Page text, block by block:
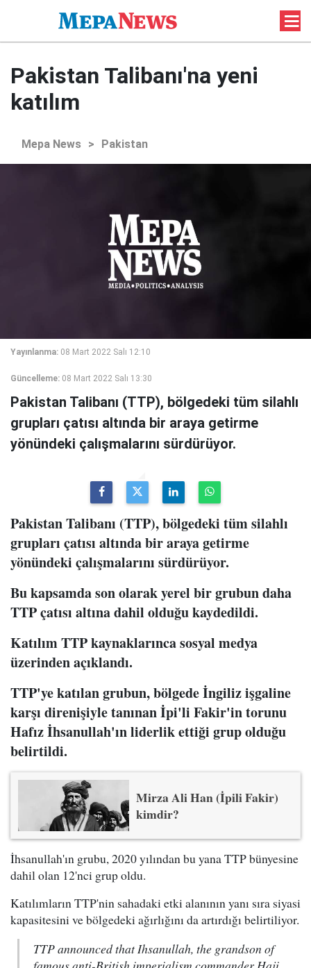
Pakistan Talibanı'na yeni
katılım
Mepa News > Pakistan
Yayınlanma: 08 Mart 2022 Salı 12:10
Güncelleme: 08 Mart 2022 Salı 13:30
Pakistan Talibanı (TTP), bölgedeki tüm silahlı
grupları çatısı altında bir araya getirme
yönündeki çalışmalarını sürdürüyor.
Pakistan Talibanı (TTP), bölgedeki tüm silahlı
grupları çatısı altında bir araya getirme
yönündeki çalışmalarını sürdürüyor.
Bu kapsamda son olarak yerel bir grubun daha
TTP çatısı altına dahil olduğu kaydedildi.
Katılım TTP kaynaklarınca sosyal medya
üzerinden açıklandı.
TTP'ye katılan grubun, bölgede İngiliz işgaline
karşı direnişiyle tanınan İpi'li Fakir'in torunu
Hafız İhsanullah'ın liderlik ettiği grup olduğu
belirtildi.
Mirza Ali Han (İpili Fakir)
kimdir?
İhsanullah'ın grubu, 2020 yılından bu yana TTP bünyesine
dahil olan 12'nci grup oldu.
Katılımların TTP'nin sahadaki etki alanının yanı sıra siyasi
kapasitesini ve bölgedeki ağırlığını da artırdığı belirtiliyor.
TTP announced that Ihsanullah, the grandson of